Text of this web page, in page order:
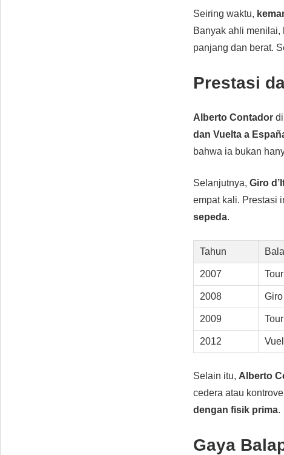
Seiring waktu,
Banyak ahli menilai,
panjang dan berat.
Prestasi
Alberto Contador
dan Vuelta a
bahwa ia bukan
Selanjutnya,Giro
empat kali. Prestasi
sepeda.
Tahun
2007
2008 Giro
2009
2012
Selain itu, Alberto
cedera atau
dengan fisik prima.
Gaya